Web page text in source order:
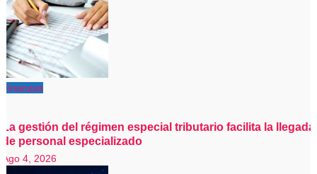
Finanzas
La gestión del régimen especial tributario facilita la llegada
de personal especializado
Ago 4, 2026